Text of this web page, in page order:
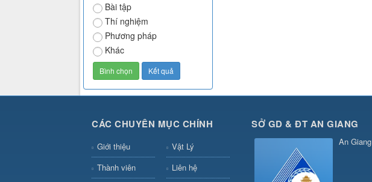
Bài tập
Thí nghiệm
Phương pháp
Khác
CÁC CHUYÊN MỤC CHÍNH
Giới thiệu
Vật Lý
Thành viên
Liên hệ
SỞ GD & ĐT AN GIANG
An Giang